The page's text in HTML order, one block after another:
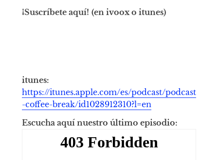
¡Suscríbete aquí! (en ivoox o itunes)
itunes:
https://itunes.apple.com/es/podcast/podcast
-coffee-break/id1028912310?l=en
Escucha aquí nuestro último episodio: